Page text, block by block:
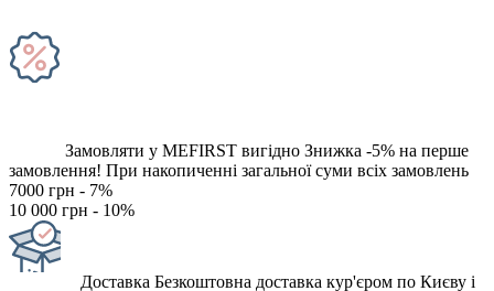
Замовляти у MEFIRST вигідно Знижка -5% на перше
замовлення! При накопиченні загальної суми всіх замовлень
7000 грн - 7%
10 000 грн - 10%
Доставка Безкоштовна доставка кур'єром по Києву і